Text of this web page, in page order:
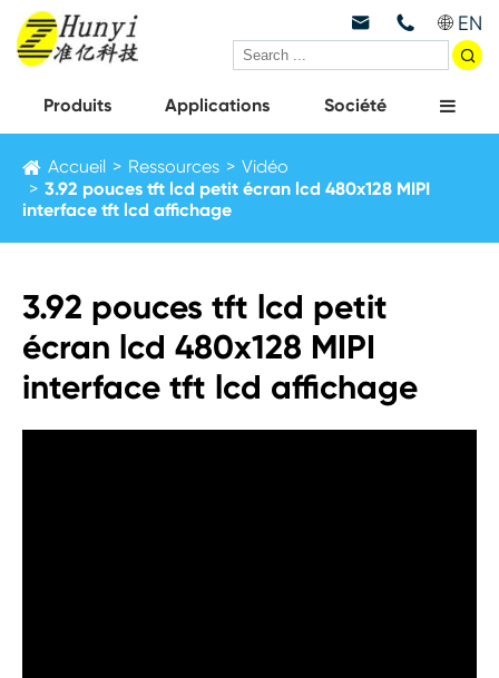
  EN

Produits Applications Société
Accueil Ressources
Vidéo
3.92 pouces tft lcd petit écran lcd 480x128 MIPI
interface tft lcd affichage
3.92 pouces tft lcd petit
écran lcd 480x128 MIPI
interface tft lcd affichage